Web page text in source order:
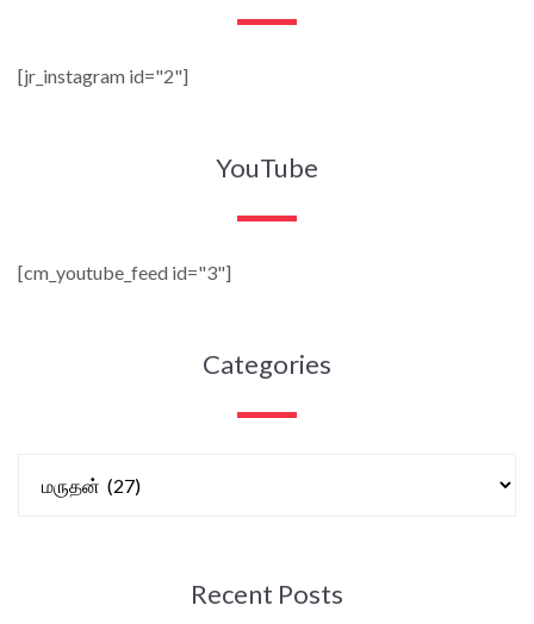
[jr_instagram id="2"]
YouTube
[cm_youtube_feed id="3"]
Categories
Recent Posts